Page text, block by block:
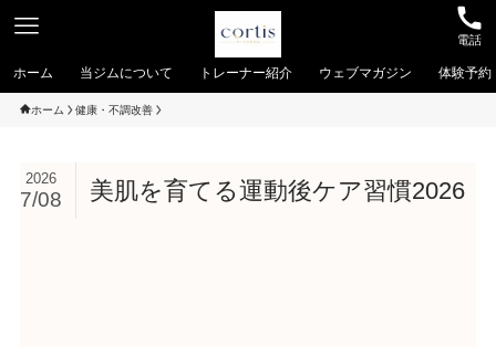
電話
ホーム 当ジムについて トレーナー紹介 ウェブマガジン 体験予約
ホーム 健康・不調改善
美肌を育てる運動後ケア習慣2026
2026
7/08